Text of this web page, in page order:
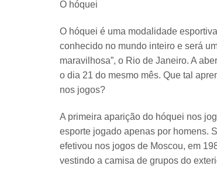
O hóquei
O hóquei é uma modalidade
conhecido no mundo inteiro e será
maravilhosa”, o Rio de Janeiro. A
o dia 21 do mesmo mês. Que tal
nos jogos?
A primeira aparição do hóquei nos
esporte jogado apenas por homens.
efetivou nos jogos de Moscou, em
vestindo a camisa de grupos do